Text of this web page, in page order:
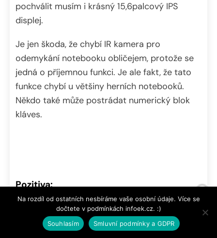
pochválit musím i krásný 15,6palcový IPS
displej.
Je jen škoda, že chybí IR kamera pro
odemykání notebooku obličejem, protože se
jedná o příjemnou funkci. Je ale fakt, že tato
funkce chybí u většiny herních notebooků.
Někdo také může postrádat numerický blok
kláves.
Pozitiva:
Hezký design
Rozumné rozměry a váha
Procesor AMD Ryzen 7 4800H
Na rozdíl od ostatních nesbíráme vaše osobní údaje. Více se
dočtete v podmínkách infoek.cz. :)
Souhlasím
Smluvní podmínky a GDPR